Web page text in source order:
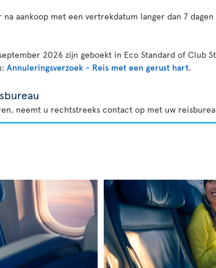
aankoop met een vertrekdatum langer dan 7
2026 zijn geboekt in Eco Standard of Club
Annuleringsverzoek - Reis met een gerust hart.
neemt u rechtstreeks contact op met uw